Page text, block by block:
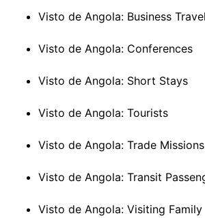
Visto de Angola: Business
Visto de Angola: Conferences
Visto de Angola: Short Stays
Visto de Angola: Tourists
Visto de Angola: Trade Missions
Visto de Angola: Transit
Visto de Angola: Visiting Family